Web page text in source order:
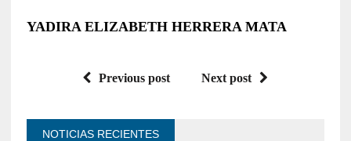
YADIRA ELIZABETH HERRERA MATA
Previous post Next post
NOTICIAS RECIENTES